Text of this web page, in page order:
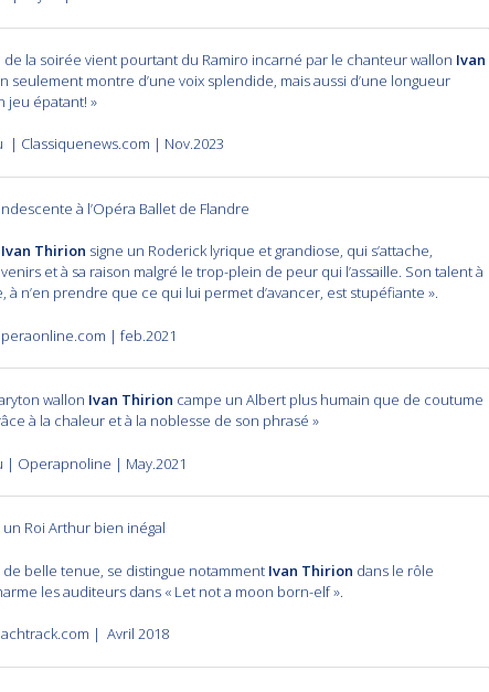
de la soirée vient pourtant du Ramiro incarné par le chanteur wallon Ivan
seulement montre d’une voix splendide, mais aussi d’une longueur
jeu épatant! »
| Classiquenews.com | Nov.2023
à l’Opéra Ballet de Flandre
Ivan Thirion signe un Roderick lyrique et grandiose, qui s’attache,
et à sa raison malgré le trop-plein de peur qui l’assaille. Son talent à
à n’en prendre que ce qui lui permet d’avancer, est stupéfiante ».
| feb.2021
wallon Ivan Thirion campe un Albert plus humain que de coutume
à la chaleur et à la noblesse de son phrasé »
| Operapnoline | May.2021
Roi Arthur bien inégal
de belle tenue, se distingue notamment Ivan Thirion dans le rôle
les auditeurs dans « Let not a moon born-elf ».
| Avril 2018